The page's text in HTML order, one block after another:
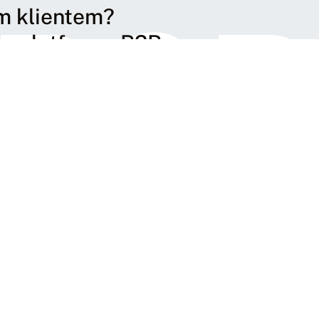
klientem?
platformy B2B.